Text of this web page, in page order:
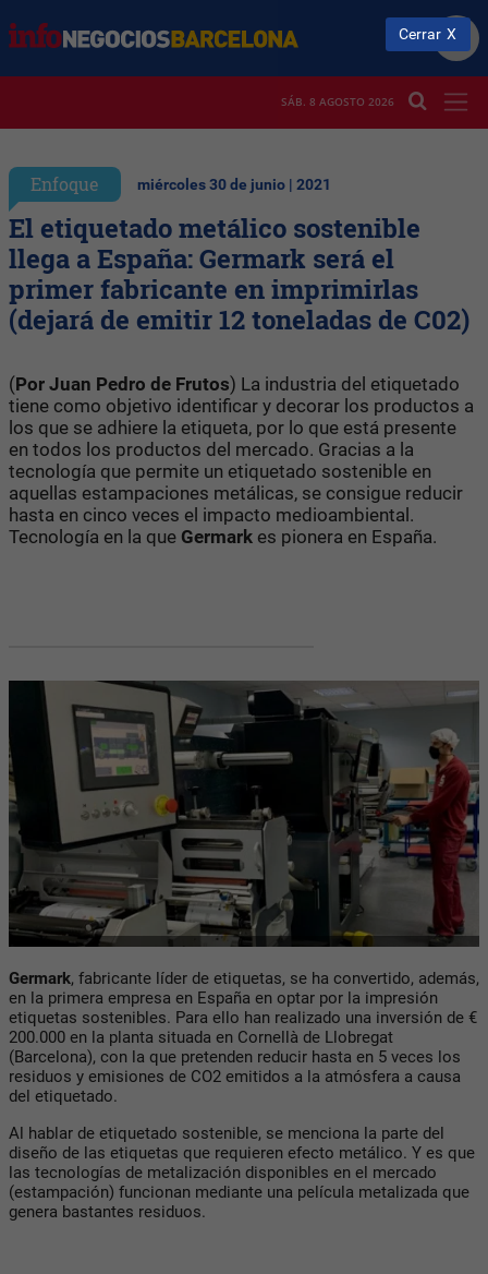
SÁB. 8 AGOSTO 2026
Enfoque miércoles 30 de junio | 2021
El etiquetado metálico sostenible
llega a España: Germark será el
primer fabricante en imprimirlas
(dejará de emitir 12 toneladas de C02)
(Por Juan Pedro de Frutos) La industria del etiquetado
tiene como objetivo identificar y decorar los productos a
los que se adhiere la etiqueta, por lo que está presente
en todos los productos del mercado. Gracias a la
tecnología que permite un etiquetado sostenible en
aquellas estampaciones metálicas, se consigue reducir
hasta en cinco veces el impacto medioambiental.
Tecnología en la que Germark es pionera en España.
Germark, fabricante líder de etiquetas, se ha convertido, además,
en la primera empresa en España en optar por la impresión
etiquetas sostenibles. Para ello han realizado una inversión de €
200.000 en la planta situada en Cornellà de Llobregat
(Barcelona), con la que pretenden reducir hasta en 5 veces los
residuos y emisiones de CO2 emitidos a la atmósfera a causa
del etiquetado.
Al hablar de etiquetado sostenible, se menciona la parte del
diseño de las etiquetas que requieren efecto metálico. Y es que
las tecnologías de metalización disponibles en el mercado
(estampación) funcionan mediante una película metalizada que
genera bastantes residuos.
Cerrar